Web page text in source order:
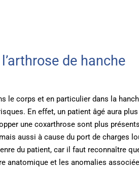
de hanche
le corps et en particulier dans la
En effet, un patient âgé aura
une coxarthrose sont plus
aussi à cause du port de charges
du patient, car il faut reconnaître
anatomique et les anomalies